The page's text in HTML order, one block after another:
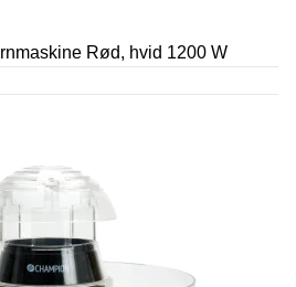
Rød, hvid 1200 W